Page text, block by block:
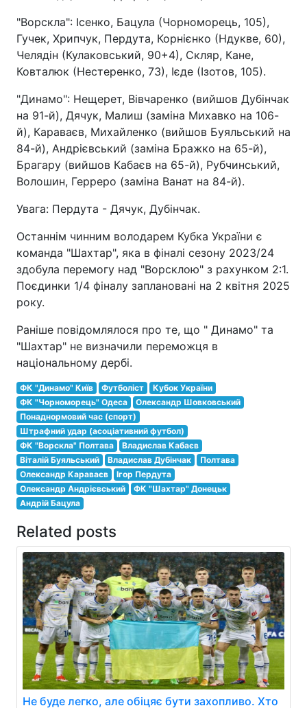
"Ворскла": Ісенко, Бацула (Чорноморець, 105),
Гучек, Хрипчук, Пердута, Корнієнко (Ндукве, 60),
Челядін (Кулаковський, 90+4), Скляр, Кане,
Ковталюк (Нестеренко, 73), Ієде (Ізотов, 105).
"Динамо": Нещерет, Вівчаренко (вийшов Дубінчак
на 91-й), Дячук, Малиш (заміна Михавко на 106-
й), Караваєв, Михайленко (вийшов Буяльський на
84-й), Андрієвський (заміна Бражко на 65-й),
Брагару (вийшов Кабаєв на 65-й), Рубчинський,
Волошин, Герреро (заміна Ванат на 84-й).
Увага: Пердута - Дячук, Дубінчак.
Останнім чинним володарем Кубка України є
команда "Шахтар", яка в фіналі сезону 2023/24
здобула перемогу над "Ворсклою" з рахунком 2:1.
Поєдинки 1/4 фіналу заплановані на 2 квітня 2025
року.
Раніше повідомлялося про те, що " Динамо" та
"Шахтар" не визначили переможця в
національному дербі.
ФК "Динамо" Київ Футболіст
Кубок України
ФК "Чорноморець" Одеса
Олександр Шовковський
Понаднормовий час (спорт)
Штрафний удар (асоціативний футбол)
ФК "Ворскла" Полтава
Владислав Кабаєв
Віталій Буяльський
Владислав Дубінчак
Полтава
Олександр Караваєв
Ігор Пердута
Олександр Андрієвський
ФК "Шахтар" Донецьк
Андрій Бацула
Related posts
Не буде легко, але обіцяє бути захопливо. Хто